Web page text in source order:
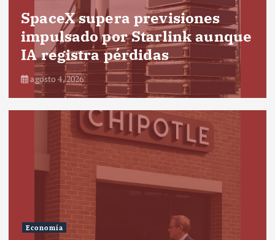
SpaceX supera previsiones
impulsado por Starlink aunque
IA registra pérdidas
agosto 4, 2026
Economía